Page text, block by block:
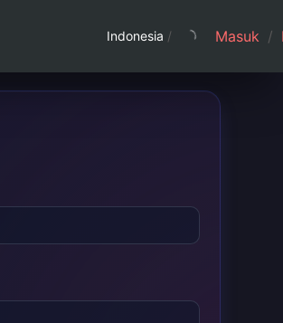
Indonesia / Masuk /